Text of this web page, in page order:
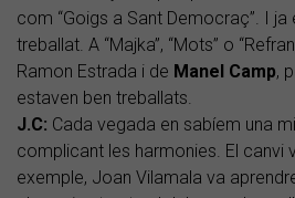
com “Goigs a Sant Democraç”. I ja
treballat. A “Majka”, “Mots” o
Ramon Estrada i de Manel Camp,
estaven ben treballats.
J.C: Cada vegada en sabíem una
complicant les harmonies. El canvi
exemple, Joan Vilamala va